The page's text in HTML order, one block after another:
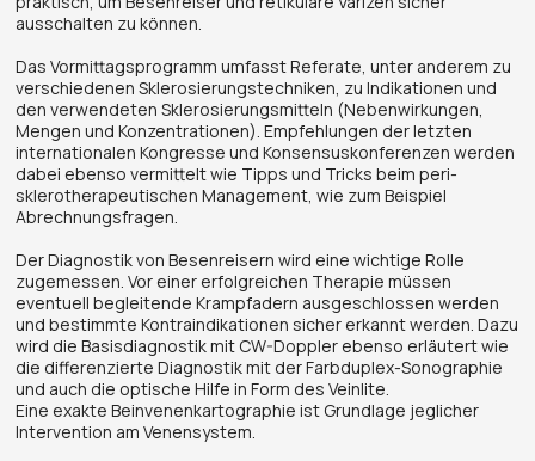
ausschalten zu können.
Das Vormittagsprogramm umfasst Referate, unter anderem zu
verschiedenen Sklerosierungstechniken, zu Indikationen und
den verwendeten Sklerosierungsmitteln (Nebenwirkungen,
Mengen und Konzentrationen). Empfehlungen der letzten
internationalen Kongresse und Konsensuskonferenzen werden
dabei ebenso vermittelt wie Tipps und Tricks beim peri-
sklerotherapeutischen Management, wie zum Beispiel
Abrechnungsfragen.
Der Diagnostik von Besenreisern wird eine wichtige Rolle
zugemessen. Vor einer erfolgreichen Therapie müssen
eventuell begleitende Krampfadern ausgeschlossen werden
und bestimmte Kontraindikationen sicher erkannt werden. Dazu
wird die Basisdiagnostik mit CW-Doppler ebenso erläutert wie
die differenzierte Diagnostik mit der Farbduplex-Sonographie
und auch die optische Hilfe in Form des Veinlite.
Eine exakte Beinvenenkartographie ist Grundlage jeglicher
Intervention am Venensystem.